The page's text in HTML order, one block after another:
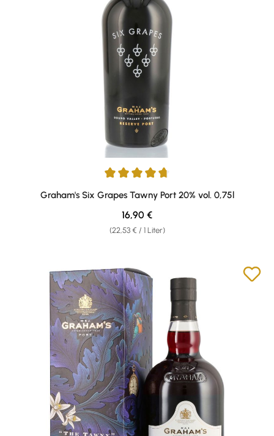
Durchschnittliche Bewertung von 4.77 von 5 Sternen
Graham's Six Grapes Tawny Port 20% vol. 0,75l
(22,53 € / 1 Liter)
Regulärer Preis:
16,90 €